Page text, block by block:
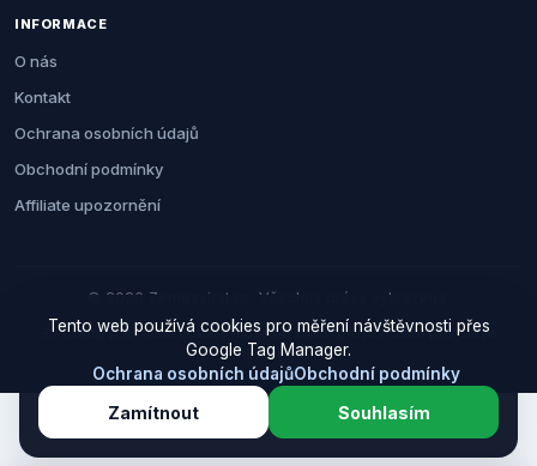
INFORMACE
O nás
Kontakt
Ochrana osobních údajů
Obchodní podmínky
Affiliate upozornění
© 2026 Zemezvirat.cz. Všechna práva vyhrazena.
Za nákup přes naše odkazy můžeme získat provizi. Cenu pro vás to
neovlivní.
Tento web používá cookies pro měření návštěvnosti přes
Google Tag Manager.
Ochrana osobních údajůObchodní podmínky
Zamítnout Souhlasím